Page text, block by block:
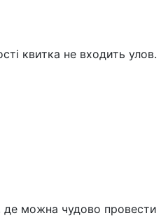
квитка не входить улов.
де можна чудово